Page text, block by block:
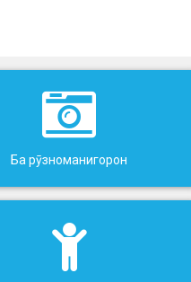
Ба рӯзноманигорон